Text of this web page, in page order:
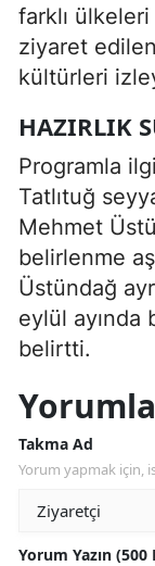
farklı
ziyaret
kültürleri
HAZIRLIK
Programla
Tatlıtuğ
Mehmet
belirlenme
Üstündağ
eylül ayında
belirtti.
Takma Ad
Yorum yapmak için,
Yorum Yazın